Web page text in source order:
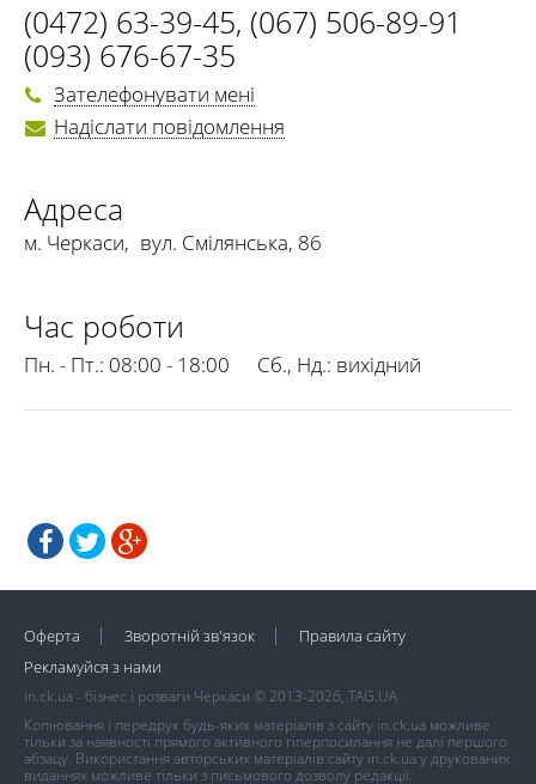
(0472) 63-39-45, (067) 506-89-91
(093) 676-67-35
Зателефонувати мені
Надіслати повідомлення
Адреса
м. Черкаси, вул. Смілянська, 86
Час роботи
Пн. - Пт.: 08:00 - 18:00 Сб., Нд.: вихідний
Оферта Зворотній зв'язок
Правила сайту
Рекламуйся з нами
in.ck.ua - бізнес і розваги Черкаси © 2013-2026, TAG.UA
Копіювання і передрук будь-яких матеріалів з сайту in.ck.ua можливе
тільки за наявності прямого активного гіперпосилання не далі першого
абзацу. Використання авторських матеріалів сайту in.ck.ua у друкованих
виданнях можливе тільки з письмового дозволу редакції.